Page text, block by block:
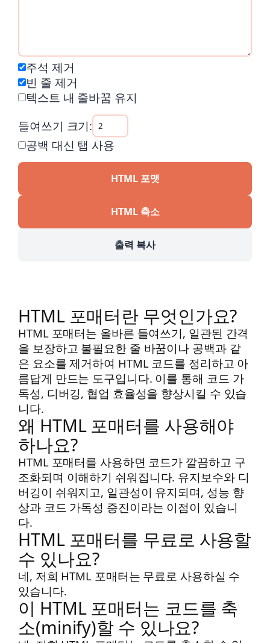
주석 제거
빈 줄 제거
텍스트 내 줄바꿈 유지
들여쓰기 크기:
공백 대신 탭 사용
HTML 포맷
HTML 축소
출력 복사
HTML 포매터란 무엇인가요?
HTML 포매터는 올바른 들여쓰기, 일관된 간격
을 보장하고 불필요한 줄 바꿈이나 공백과 같
은 요소를 제거하여 HTML 코드를 정리하고 아
름답게 만드는 도구입니다. 이를 통해 코드 가
독성, 디버깅, 협업 효율성을 향상시킬 수 있습
니다.
왜 HTML 포매터를 사용해야
하나요?
HTML 포매터를 사용하면 코드가 깔끔하고 구
조화되며 이해하기 쉬워집니다. 유지보수와 디
버깅이 쉬워지고, 일관성이 유지되며, 성능 향
상과 코드 가독성 증진이라는 이점이 있습니
다.
HTML 포매터를 무료로 사용할
수 있나요?
네, 저희 HTML 포매터는 무료로 사용하실 수
있습니다.
이 HTML 포매터는 코드를 축
소(minify)할 수 있나요?